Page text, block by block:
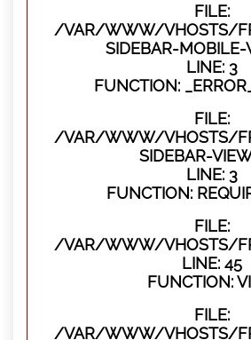
FILE:
/VAR/WWW/VHOSTS/
SIDEBAR-MOBILE-
LINE: 3
FUNCTION:
FILE:
/VAR/WWW/VHOSTS/
SIDEBAR-
LINE: 3
FUNCTION:
FILE:
/VAR/WWW/VHOSTS/
LINE: 45
FUNCTION:
FILE:
/VAR/WWW/VHOSTS/